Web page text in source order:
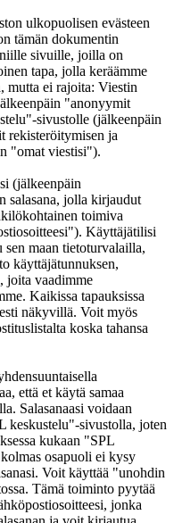
ulkopuolisen evästeen
tämän dokumentin
sivuille, joilla on
tapa, jolla keräämme
mutta ei rajoita: Viestin
"anonyymit
sivustolle (jälkeenpäin
rekisteröitymisen ja
"omat viestisi").
(jälkeenpäin
salasana, jolla kirjaudut
toimiva
Käyttäjätilisi
maan tietoturvalailla,
käyttäjätunnuksen,
joita vaadimme
Kaikissa tapauksissa
näkyvillä. Voit myös
koska tahansa
että et käytä samaa
Salasanaasi voidaan
keskustelu"-sivustolla, joten
kukaan "SPL
osapuoli ei kysy
Voit käyttää "unohdin
Tämä toiminto pyytää
jonka